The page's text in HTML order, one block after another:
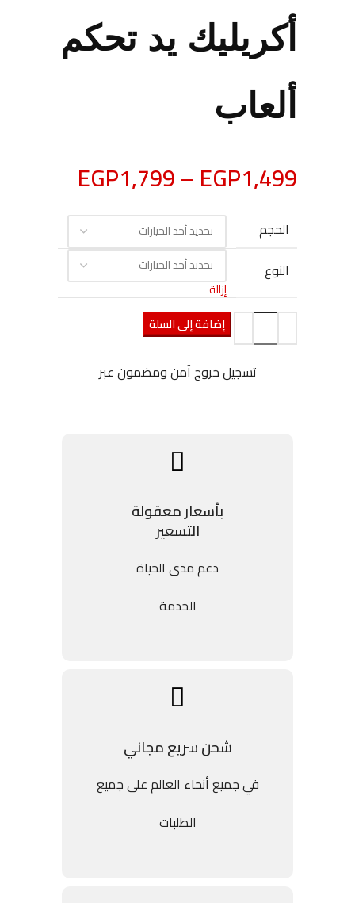
أكريليك يد تحكم
ألعاب
EGP1,499
–
EGP1,799
الحجم
النوع
إزالة
إضافة إلى السلة
تسجيل خروج آمن ومضمون عبر
بأسعار معقولة
التسعير
دعم مدى الحياة
الخدمة
شحن سريع مجاني
في جميع أنحاء العالم على جميع
الطلبات